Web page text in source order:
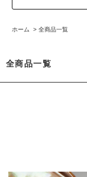
ホーム > 全商品一覧
全商品一覧